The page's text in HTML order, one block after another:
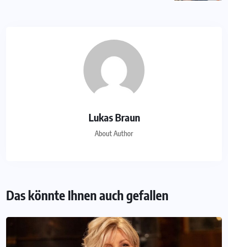
Lukas Braun
About Author
Das könnte Ihnen auch gefallen